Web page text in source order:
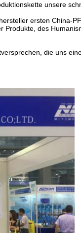
unsere
ersten China-
des
die uns